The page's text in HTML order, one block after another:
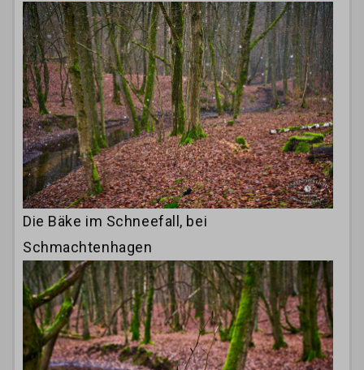
Die Bäke im Schneefall, bei
Schmachtenhagen